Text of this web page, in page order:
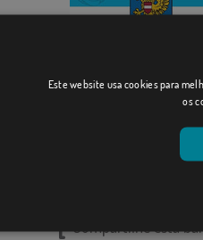
Rezekne
Categorias
Compartilhe esta
Este website usa cookies para
os